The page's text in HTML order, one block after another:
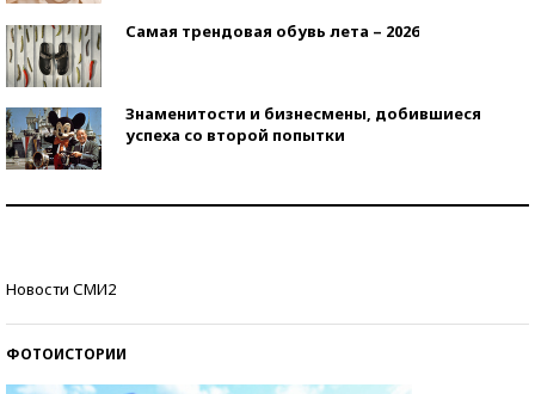
Самая трендовая обувь лета – 2026
Знаменитости и бизнесмены, добившиеся
успеха со второй попытки
Новости СМИ2
ФОТОИСТОРИИ